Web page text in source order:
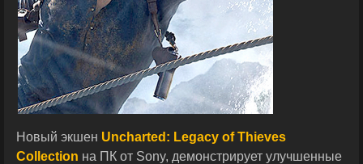
Новый экшен Uncharted: Legacy of Thieves
Collection на ПК от Sony, демонстрирует улучшенные